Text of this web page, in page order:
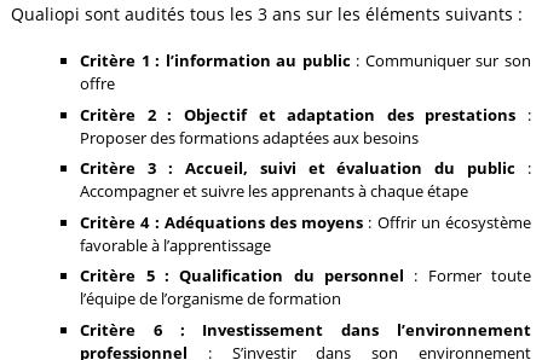
Qualiopi sont audités tous les 3 ans sur les éléments suivants :
Critère 1 : l’information au public: Communiquer sur son
offre
Critère 2 : Objectif et adaptation des prestations :
Proposer des formations adaptées aux besoins
Critère 3 : Accueil, suivi et évaluation du public :
Accompagner et suivre les apprenants à chaque étape
Critère 4 : Adéquations des moyens : Offrir un écosystème
favorable à l’apprentissage
Critère 5 : Qualification du personnel : Former toute
l’équipe de l’organisme de formation
Critère 6 : Investissement dans l’environnement
professionnel : S’investir dans son environnement